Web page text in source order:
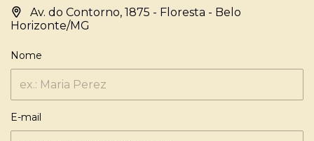
Av. do Contorno, 1875 - Floresta - Belo
Horizonte/MG
Nome
E-mail